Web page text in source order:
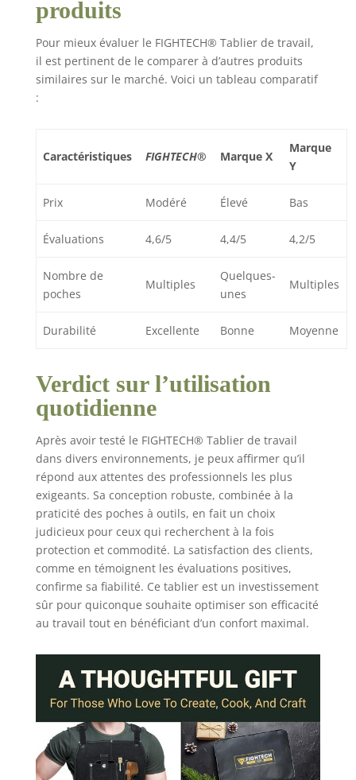
produits
Pour mieux évaluer le FIGHTECH® Tablier de travail,
il est pertinent de le comparer à d’autres produits
similaires sur le marché. Voici un tableau comparatif
:
Caractéristiques FIGHTECH® Marque X
Marque
Y
Prix Modéré Élevé Bas
Évaluations 4,6/5 4,4/5 4,2/5
Nombre de
poches
Multiples
Quelques-
unes
Multiples
Durabilité Excellente Bonne Moyenne
Verdict sur l’utilisation
quotidienne
Après avoir testé le FIGHTECH® Tablier de travail
dans divers environnements, je peux affirmer qu’il
répond aux attentes des professionnels les plus
exigeants. Sa conception robuste, combinée à la
praticité des poches à outils, en fait un choix
judicieux pour ceux qui recherchent à la fois
protection et commodité. La satisfaction des clients,
comme en témoignent les évaluations positives,
confirme sa fiabilité. Ce tablier est un investissement
sûr pour quiconque souhaite optimiser son efficacité
au travail tout en bénéficiant d’un confort maximal.